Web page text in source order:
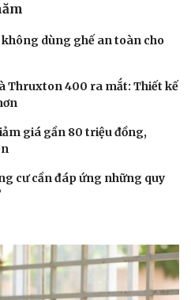
dùng ghế an toàn cho
Thruxton 400 ra mắt: Thiết kế
giá gần 80 triệu đồng,
cư cần đáp ứng những quy